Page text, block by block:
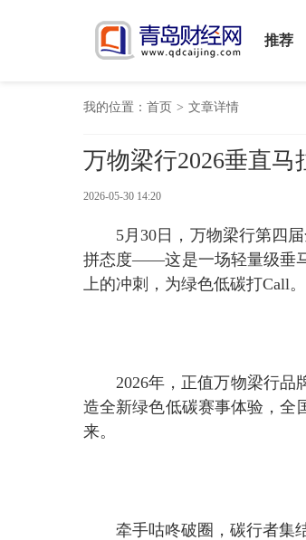
推荐
我的位置： 首页 > 文章详情
万物梁行2026垂直
2026-05-30 14:20
5月30日，万物梁行第四
拼态度——这是一场轻量级垂
上的冲刺，为绿色低碳打Call。
2026年，正值万物梁行品
造全新绿色低碳赛事体验，全
来。
牵手咕咚破圈，碳行者集